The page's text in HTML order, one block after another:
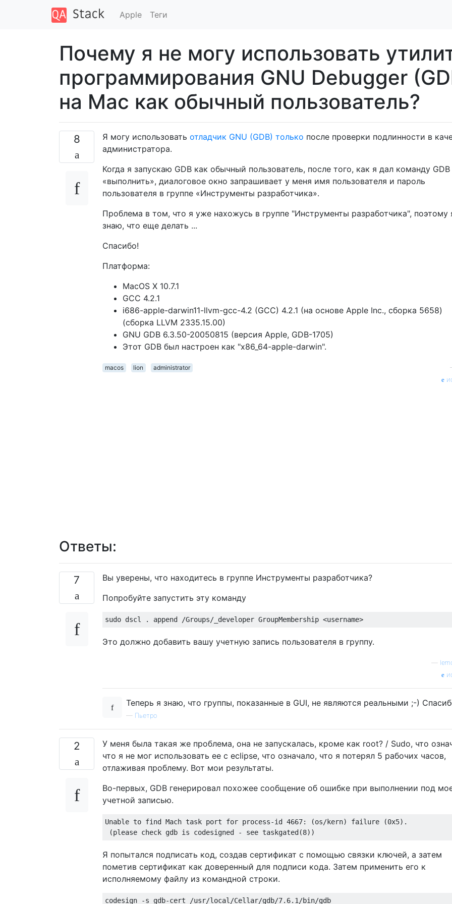
Apple Теги
Почему я не могу использовать
программирования GNU Debugger
на Mac как обычный пользователь?
8 Я могу использовать отладчик GNU (GDB) только после проверки подлинности в
администратора.
Когда я запускаю GDB как обычный пользователь, после того, как я дал команду GDB
«выполнить», диалоговое окно запрашивает у меня имя пользователя и пароль
пользователя в группе «Инструменты разработчика».
Проблема в том, что я уже нахожусь в группе "Инструменты разработчика", поэтому
знаю, что еще делать ...
Спасибо!
Платформа:
MacOS X 10.7.1
GCC 4.2.1
i686-apple-darwin11-llvm-gcc-4.2 (GCC) 4.2.1 (на основе Apple Inc., сборка 5658)
(сборка LLVM 2335.15.00)
GNU GDB 6.3.50-20050815 (версия Apple, GDB-1705)
Этот GDB был настроен как "x86_64-apple-darwin".
macos lion administrator
Ответы:
7
Вы уверены, что находитесь в группе Инструменты разработчика?
Попробуйте запустить эту команду
Это должно добавить вашу учетную запись пользователя в группу.
Теперь я знаю, что группы, показанные в GUI, не являются реальными ;-)
— Пьетро
2
У меня была такая же проблема, она не запускалась, кроме как root? / Sudo, что
что я не мог использовать ее с eclipse, что означало, что я потерял 5 рабочих часов,
отлаживая проблему. Вот мои результаты.
Во-первых, GDB генерировал похожее сообщение об ошибке при выполнении под
учетной записью.
Unable to find Mach task port for process-id 4667: (os/kern) failure (0x5).
Я попытался подписать код, создав сертификат с помощью связки ключей, а затем
пометив сертификат как доверенный для подписи кода. Затем применить его к
исполняемому файлу из командной строки.
codesign -s gdb-cert /usr/local/Cellar/gdb/7.6.1/bin/gdb